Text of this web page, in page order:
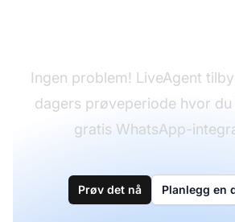
Ingen problem! LiveAgent
dagers prøveperiode hvor du
gratis WhatsApp-
Prøv det nå Planlegg en